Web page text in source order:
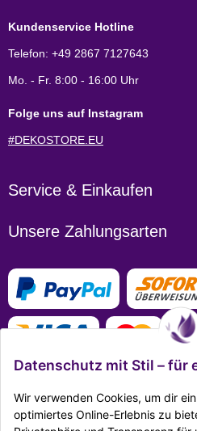
Kundenservice Hotline
Telefon: +49 2867 7127643
Mo. - Fr. 8:00 - 16:00 Uhr
Folge uns auf Instagram
#DEKOSTORE.EU
Service & Einkaufen
Unsere Zahlungsarten
Datenschutz mit Stil – für
Wir verwenden Cookies, um dir
optimiertes Online-Erlebnis zu